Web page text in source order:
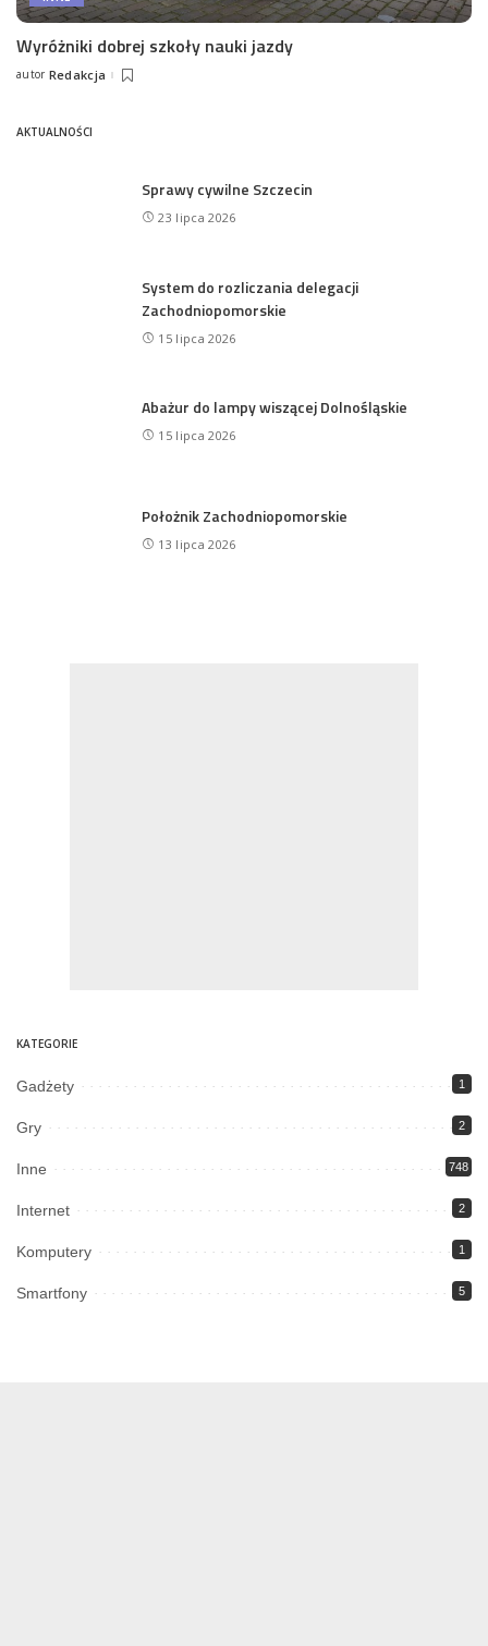
Wyróżniki dobrej szkoły nauki jazdy
Posted
autor Redakcja
AKTUALNOŚCI
Sprawy cywilne Szczecin
23 lipca 2026
System do rozliczania delegacji
Zachodniopomorskie
15 lipca 2026
Abażur do lampy wiszącej Dolnośląskie
15 lipca 2026
Położnik Zachodniopomorskie
13 lipca 2026
KATEGORIE
Gadżety 1
Gry 2
Inne 748
Internet 2
Komputery 1
Smartfony 5